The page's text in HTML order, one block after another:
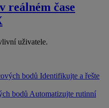
reálném čase
uživatele.
bodů Identifikujte a řešte
bodů Automatizujte rutinní